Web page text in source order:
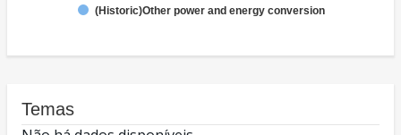
(Historic)Other power and energy conversion
Temas